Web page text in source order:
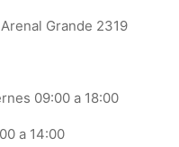
Arenal Grande 2319
09:00 a 18:00
a 14:00